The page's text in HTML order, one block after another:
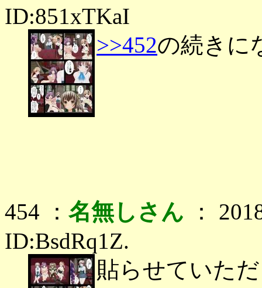
ID:851xTKaI
>>452の続きに
454 ： 名無しさん ：
ID:BsdRq1Z.
貼らせていた